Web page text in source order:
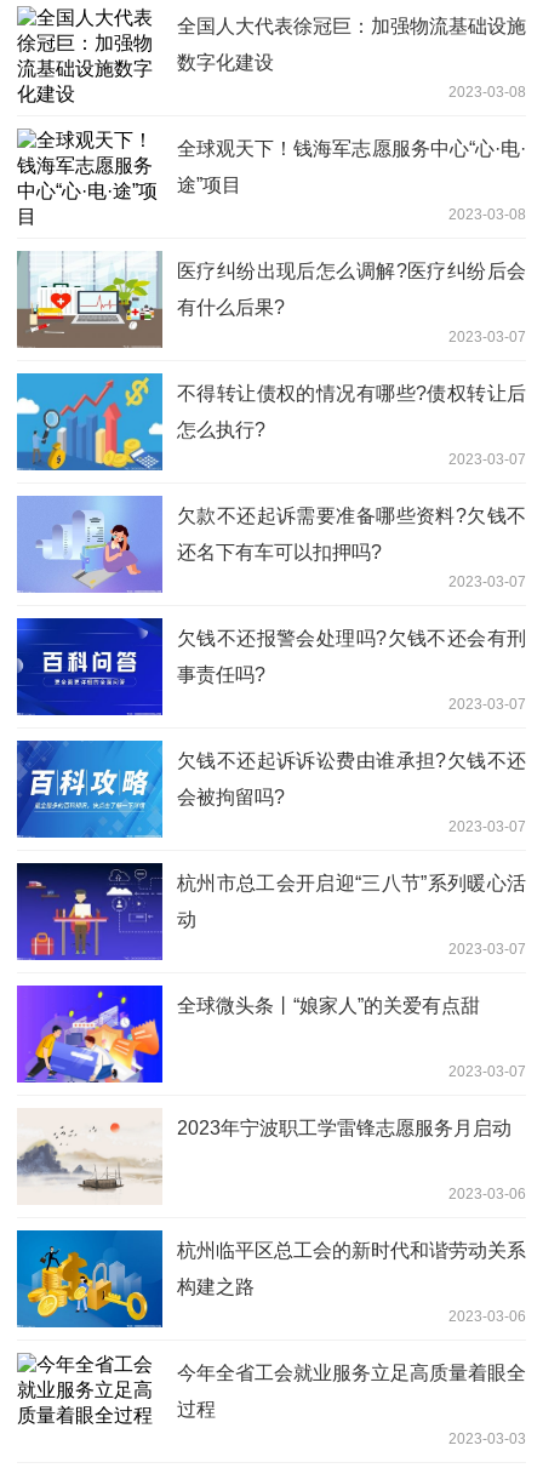
全国人大代表徐冠巨：加强物流基础设施
数字化建设
2023-03-08
全球观天下！钱海军志愿服务中心“心·电·
途”项目
2023-03-08
医疗纠纷出现后怎么调解?医疗纠纷后会
有什么后果?
2023-03-07
不得转让债权的情况有哪些?债权转让后
怎么执行?
2023-03-07
欠款不还起诉需要准备哪些资料?欠钱不
还名下有车可以扣押吗?
2023-03-07
欠钱不还报警会处理吗?欠钱不还会有刑
事责任吗?
2023-03-07
欠钱不还起诉诉讼费由谁承担?欠钱不还
会被拘留吗?
2023-03-07
杭州市总工会开启迎“三八节”系列暖心活
动
2023-03-07
全球微头条丨“娘家人”的关爱有点甜
2023-03-07
2023年宁波职工学雷锋志愿服务月启动
2023-03-06
杭州临平区总工会的新时代和谐劳动关系
构建之路
2023-03-06
今年全省工会就业服务立足高质量着眼全
过程
2023-03-03